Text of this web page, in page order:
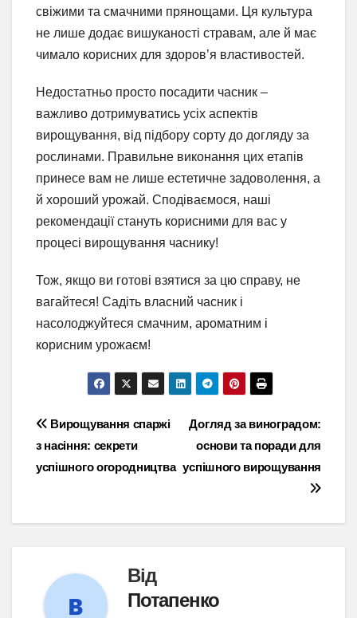
свіжими та смачними прянощами. Ця культура
не лише додає вишуканості стравам, але й має
чимало корисних для здоров’я властивостей.
Недостатньо просто посадити часник –
важливо дотримуватись усіх аспектів
вирощування, від підбору сорту до догляду за
рослинами. Правильне виконання цих етапів
принесе вам не лише естетичне задоволення, а
й хороший урожай. Сподіваємося, наші
рекомендації стануть корисними для вас у
процесі вирощування часнику!
Тож, якщо ви готові взятися за цю справу, не
вагайтеся! Садіть власний часник і
насолоджуйтеся смачним, ароматним і
корисним урожаєм!
Навігація
записів
Догляд за виноградом:
основи та поради для
успішного вирощування
Вирощування спаржі
з насіння: секрети
успішного огородництва
Від
Потапенко